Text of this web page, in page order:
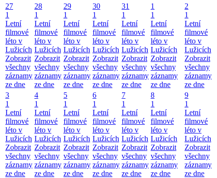
27
1
Letní
filmové
léto v
Lužicích
Zobrazit
všechny
záznamy
ze dne
28
1
Letní
filmové
léto v
Lužicích
Zobrazit
všechny
záznamy
ze dne
29
1
Letní
filmové
léto v
Lužicích
Zobrazit
všechny
záznamy
ze dne
30
1
Letní
filmové
léto v
Lužicích
Zobrazit
všechny
záznamy
ze dne
31
1
Letní
filmové
léto v
Lužicích
Zobrazit
všechny
záznamy
ze dne
1
1
Letní
filmové
léto v
Lužicích
Zobrazit
všechny
záznamy
ze dne
2
1
Letní
filmové
léto v
Lužicích
Zobrazit
všechny
záznamy
ze dne
3
1
Letní
filmové
léto v
Lužicích
Zobrazit
všechny
záznamy
ze dne
4
1
Letní
filmové
léto v
Lužicích
Zobrazit
všechny
záznamy
ze dne
5
1
Letní
filmové
léto v
Lužicích
Zobrazit
všechny
záznamy
ze dne
6
1
Letní
filmové
léto v
Lužicích
Zobrazit
všechny
záznamy
ze dne
7
1
Letní
filmové
léto v
Lužicích
Zobrazit
všechny
záznamy
ze dne
8
1
Letní
filmové
léto v
Lužicích
Zobrazit
všechny
záznamy
ze dne
9
1
Letní
filmové
léto v
Lužicích
Zobrazit
všechny
záznamy
ze dne